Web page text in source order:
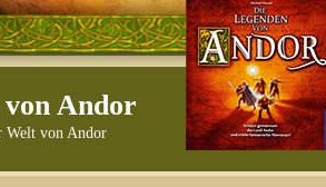
Andor
Welt von Andor